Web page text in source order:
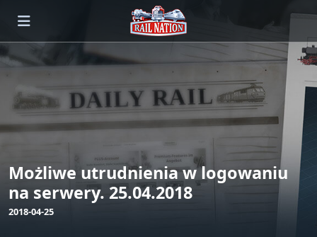
Możliwe utrudnienia w logowaniu
na serwery. 25.04.2018
2018-04-25